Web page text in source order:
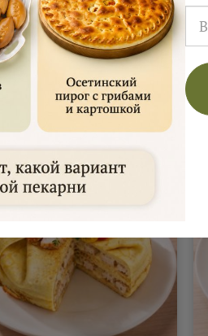
На 4–6 человек ≈ 3 000 ₽
Пирогов